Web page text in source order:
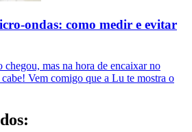
ondas: como medir e evitar
mas na hora de encaixar no
Vem comigo que a Lu te mostra o